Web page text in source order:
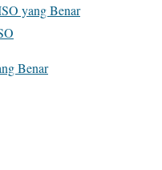
yang Benar
Benar